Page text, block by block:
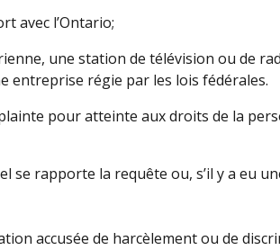
avec l’Ontario;
une station de télévision ou de
régie par les lois fédérales.
pour atteinte aux droits de la
se rapporte la requête ou, s’il y a eu
accusée de harcèlement ou de